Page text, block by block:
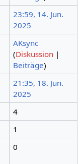
23:59, 14. Jun.
2025
AKsync
(Diskussion |
Beiträge)
21:35, 18. Jun.
2025
4
1
0